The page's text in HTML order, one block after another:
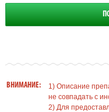
ВНИМАНИЕ:
1) Описание
не совпадать с
2) Для